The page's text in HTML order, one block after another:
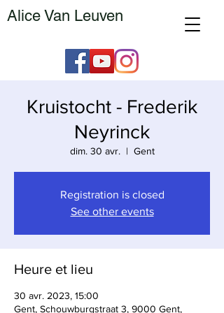
Alice Van Leuven
Kruistocht - Frederik
Neyrinck
dim. 30 avr.
  |
Gent
Registration is closed
See other events
Heure et lieu
30 avr. 2023, 15:00
Gent, Schouwburgstraat 3, 9000 Gent,